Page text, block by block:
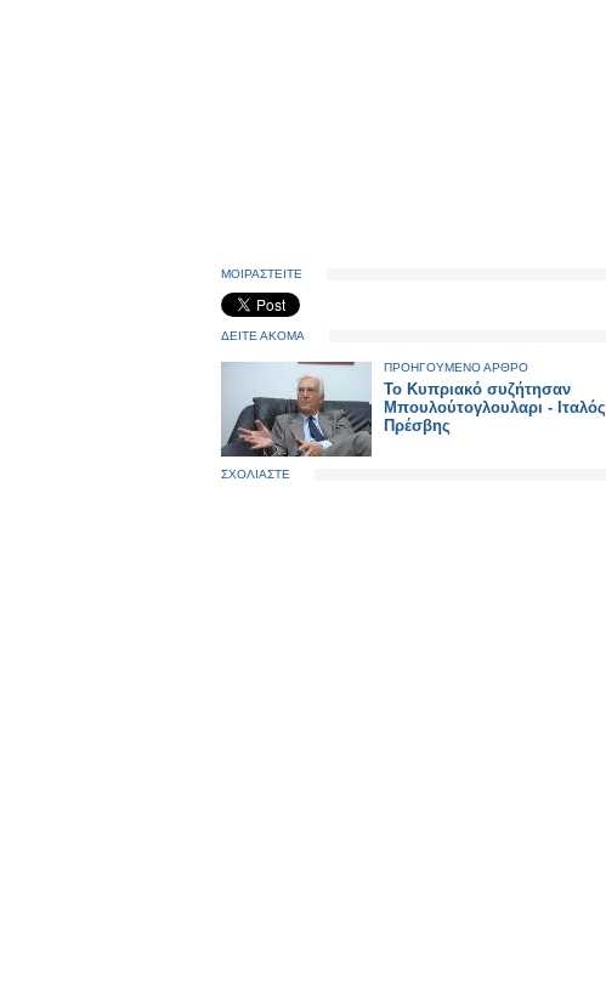
ΜΟΙΡΑΣΤΕΙΤΕ
ΔΕΙΤΕ ΑΚΟΜΑ
ΠΡΟΗΓΟΥΜΕΝΟ ΑΡΘΡΟ
Το Κυπριακό συζήτησαν
Μπουλούτογλουλαρι - Ιταλός
Πρέσβης
ΣΧΟΛΙΑΣΤΕ